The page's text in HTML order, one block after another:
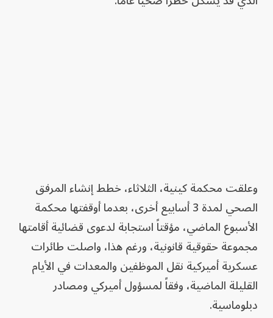
وعلقت محكمة كينية، الثلاثاء، خطط إنشاء المرفق
الصحي لمدة 3 أسابيع أخرى، بعدما أوقفتها محكمة
الأسبوع الماضي، مؤقتاً استجابة لدعوى قضائية أقامتها
مجموعة حقوقية قانونية، ورغم هذا، واصلت طائرات
عسكرية أميركية نقل الموظفين والمعدات في الأيام
القليلة الماضية، وفقاً لمسؤول أميركي ومصادر
دبلوماسية.